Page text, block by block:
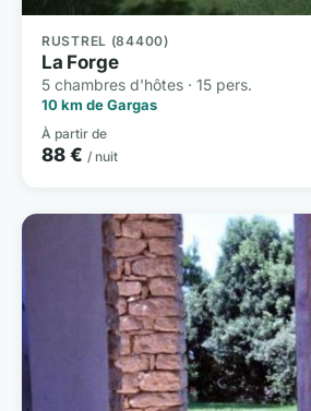
RUSTREL (84400)
La Forge
5 chambres d'hôtes · 15 pers.
10 km de Gargas
À partir de
88 € / nuit